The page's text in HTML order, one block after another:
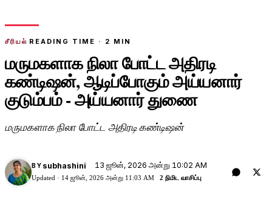
சீரியல் READING TIME · 2 MIN
மருமகளாக நிலா போட்ட அதிரடி
கண்டிஷன், ஆடிப்போகும் அய்யனார்
குடும்பம் - அய்யனார் துணை
மருமகளாக நிலா போட்ட அதிரடி கண்டிஷன்
BY subhashini 13 ஜூன், 2026 அன்று 10:02 AM
Updated · 14 ஜூன், 2026 அன்று 11:03 AM 2 நிமிட வாசிப்பு